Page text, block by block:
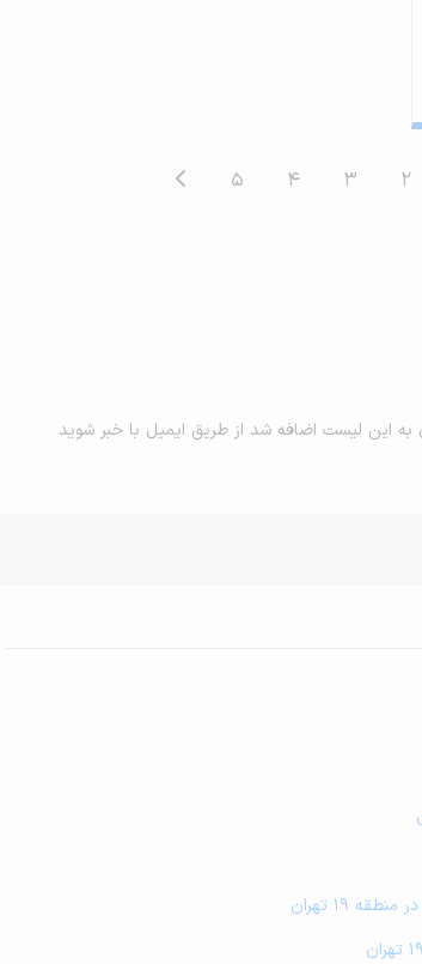
2
3
4
5
به این لیست اضافه شد از طریق ایمیل با خبر شوید
19 تهران